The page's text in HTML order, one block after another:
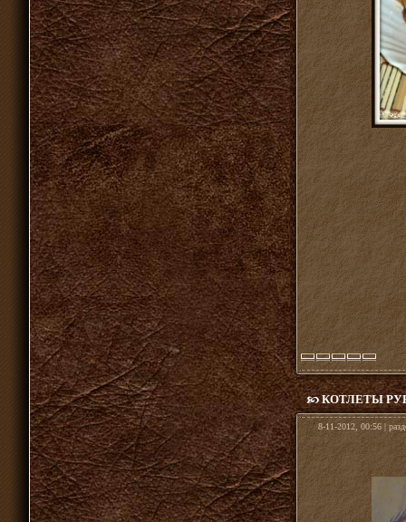
КОТЛЕТЫ
8-11-2012, 00:56 |